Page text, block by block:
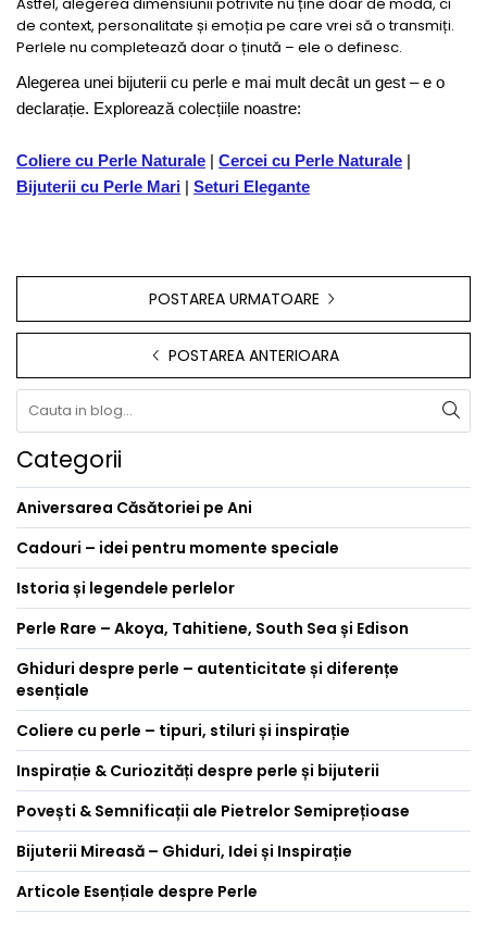
de context, personalitate și emoția pe care vrei să o transmiți.
Perlele nu completează doar o ținută – ele o definesc.
Alegerea unei bijuterii cu perle e mai mult decât un gest – e o
declarație. Explorează colecțiile noastre:
Coliere cu Perle Naturale | Cercei cu Perle Naturale |
Bijuterii cu Perle Mari | Seturi Elegante
POSTAREA URMATOARE
POSTAREA ANTERIOARA
Categorii
Aniversarea Căsătoriei pe Ani
Cadouri – idei pentru momente speciale
Istoria și legendele perlelor
Perle Rare – Akoya, Tahitiene, South Sea și Edison
Ghiduri despre perle – autenticitate și diferențe
esențiale
Coliere cu perle – tipuri, stiluri și inspirație
Inspirație & Curiozități despre perle și bijuterii
Povești & Semnificații ale Pietrelor Semiprețioase
Bijuterii Mireasă – Ghiduri, Idei și Inspirație
Articole Esențiale despre Perle